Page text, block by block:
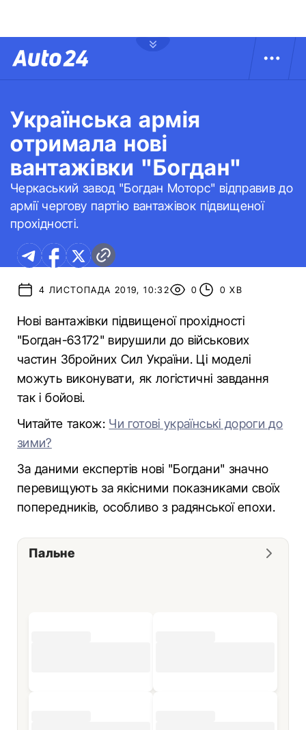
Українська армія
отримала нові
вантажівки "Богдан"
Черкаський завод "Богдан Моторс" відправив до
армії чергову партію вантажівок підвищеної
прохідності.
4 ЛИСТОПАДА 2019, 10:32 0 0 ХВ
Нові вантажівки підвищеної прохідності
"Богдан-63172" вирушили до військових
частин Збройних Сил України. Ці моделі
можуть виконувати, як логістичні завдання
так і бойові.
Читайте також: Чи готові українські дороги до
зими?
За даними експертів нові "Богдани" значно
перевищують за якісними показниками своїх
попередників, особливо з радянської епохи.
Пальне